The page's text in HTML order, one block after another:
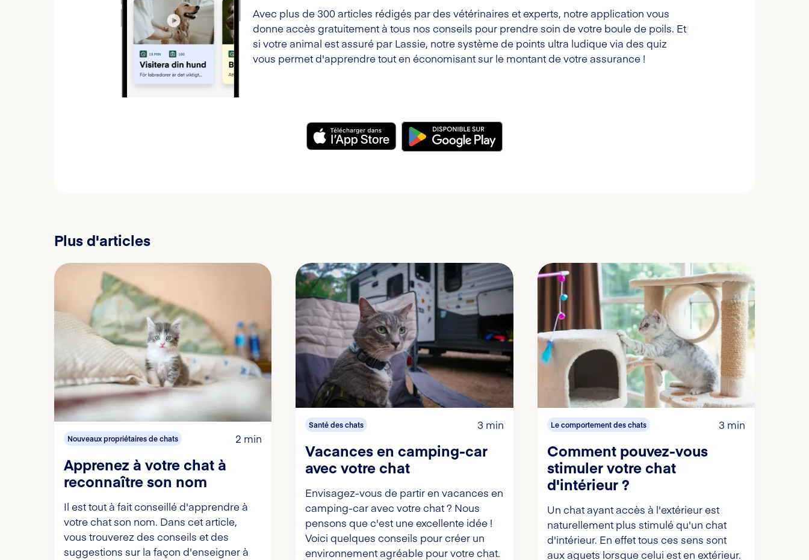
Avec plus de 300 articles rédigés par des vétérinaires et experts, notre application vous
donne accès gratuitement à tous nos conseils pour prendre soin de votre boule de poils. Et
si votre animal est assuré par Lassie, notre système de points ultra ludique via des quiz
vous permet d'apprendre tout en économisant sur le montant de votre assurance !
Plus d'articles
Nouveaux propriétaires de chats 2 min
Apprenez à votre chat à
reconnaître son nom
Il est tout à fait conseillé d'apprendre à
votre chat son nom. Dans cet article,
vous trouverez des conseils et des
suggestions sur la façon d'enseigner à
Santé des chats 3 min
Vacances en camping-car
avec votre chat
Envisagez-vous de partir en vacances en
camping-car avec votre chat ? Nous
pensons que c'est une excellente idée !
Voici quelques conseils pour créer un
environnement agréable pour votre chat.
Le comportement des chats 3 min
Comment pouvez-vous
stimuler votre chat
d'intérieur ?
Un chat ayant accès à l'extérieur est
naturellement plus stimulé qu'un chat
d'intérieur. En effet tous ces sens sont
aux aguets lorsque celui est en extérieur.